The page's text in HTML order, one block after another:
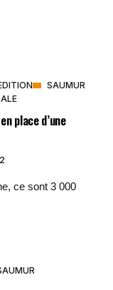
SAUMUR
place d’une
ce sont 3 000